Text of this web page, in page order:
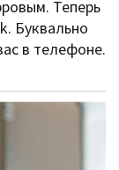
Теперь
Буквально
в телефоне.